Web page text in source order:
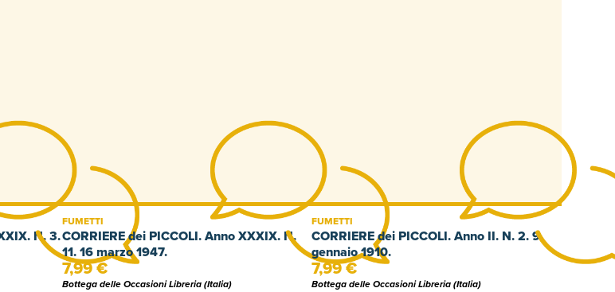
N. 3.CORRIERE dei PICCOLI. Anno XXXIX. N.
11. 16 marzo 1947.
FUMETTI
7,99 €
Bottega delle Occasioni Libreria (Italia)
CORRIERE dei PICCOLI. Anno II. N. 2. 9
gennaio 1910.
FUMETTI
7,99 €
Bottega delle Occasioni Libreria (Italia)